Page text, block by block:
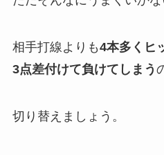
相手打線よりも4本多くヒ
3点差付けて負けてしまう
切り替えましょう。